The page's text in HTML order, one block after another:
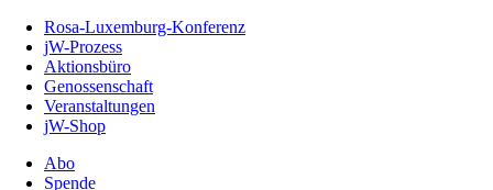
Inhalt
Seite
Rosa-Luxemburg-Konferenz
jW-Prozess
Aktionsbüro
Genossenschaft
Veranstaltungen
jW-Shop
Abo
Spende